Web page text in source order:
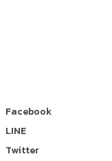
Facebook
LINE
Twitter